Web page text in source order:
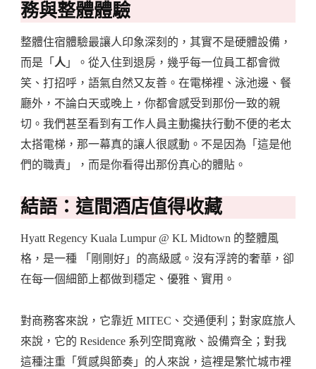
務與整體體驗
整體住宿體驗最讓人印象深刻的，其實不是硬體設備，
而是「 人 」。從入住到退房，幾乎每一位員工都會微
笑、打招呼，語氣自然又友善。在電梯裡、泳池邊、餐
廳外，不論白天或晚上，你都會感受到那份一致的親
切。我們甚至看到有工作人員主動攙扶行動不便的老太
太搭電梯，那一幕真的讓人很感動。不是因為「這是他
們的職責」，而是你看得出那份真心的體貼。
結語：這間酒店值得收藏
Hyatt Regency Kuala Lumpur @ KL Midtown 的整體風
格，是一種 「剛剛好」的高級感。沒有浮誇的奢華，卻
在每一個細節上都做到穩定、優雅、實用。
對商務客來說，它靠近 MITEC、交通便利；對家庭旅人
來說，它的 Residence 系列空間寬敞、設備齊全；對我
這種注重「質感與節奏」的人來說，這裡是繁忙城市裡